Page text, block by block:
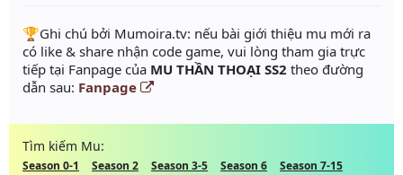
️🏆Ghi chú bởi Mumoira.tv: nếu bài giới thiệu mu mới ra
có like & share nhận code game, vui lòng tham gia trực
tiếp tại Fanpage của MU THẦN THOẠI SS2 theo đường
dẫn sau: Fanpage
Tìm kiếm Mu:
Season 0-1 Season 2 Season 3-5 Season 6
Season 7-15